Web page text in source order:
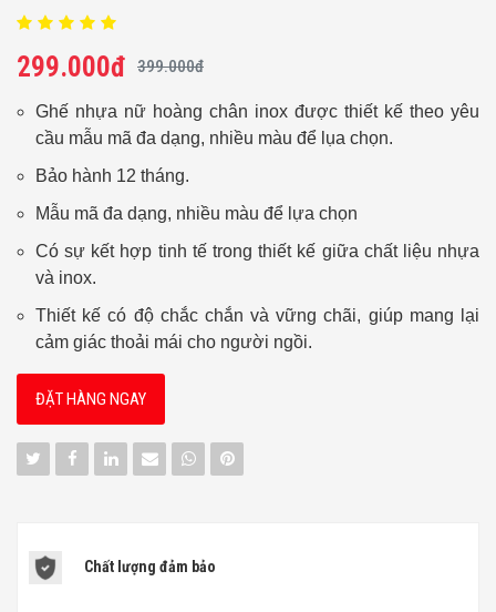
299.000đ 399.000đ
Ghế nhựa nữ hoàng chân inox được thiết kế theo yêu
cầu mẫu mã đa dạng, nhiều màu để lụa chọn.
Bảo hành 12 tháng.
Mẫu mã đa dạng, nhiều màu để lựa chọn
Có sự kết hợp tinh tế trong thiết kế giữa chất liệu nhựa
và inox.
Thiết kế có độ chắc chắn và vững chãi, giúp mang lại
cảm giác thoải mái cho người ngồi.
ĐẶT HÀNG NGAY
Chất lượng đảm bảo